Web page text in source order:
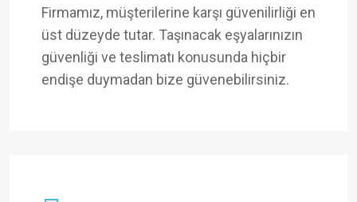
Firmamız, müşterilerine karşı güvenilirliği en
üst düzeyde tutar. Taşınacak eşyalarınızın
güvenliği ve teslimatı konusunda hiçbir
endişe duymadan bize güvenebilirsiniz.